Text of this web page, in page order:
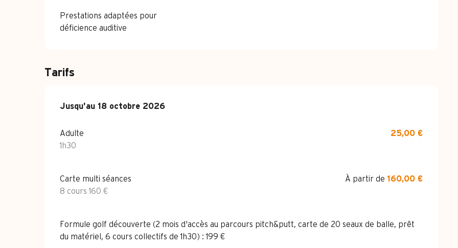
Prestations adaptées pour
déficience auditive
Tarifs
Du27 avril 2026au18 octobre 2026
Jusqu'au 18 octobre 2026
Adulte
1h30
25,00 €
Carte multi séances
8 cours 160 €
À partir de 160,00 €
Formule golf découverte (2 mois d'accès au parcours pitch&putt, carte de 20 seaux de balle, prêt
du matériel, 6 cours collectifs de 1h30) : 199 €